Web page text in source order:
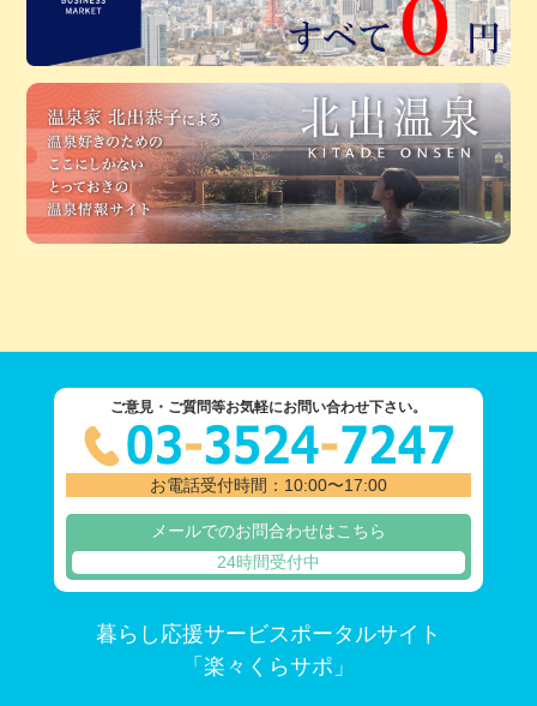
ご意見・ご質問等お気軽にお問い合わせ下さい。
お電話受付時間：10:00〜17:00
メールでのお問合わせはこちら
24時間受付中
暮らし応援サービスポータルサイト
「楽々くらサポ」